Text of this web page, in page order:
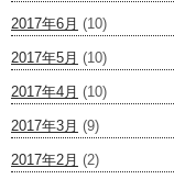
2017年6月 (10)
2017年5月 (10)
2017年4月 (10)
2017年3月 (9)
2017年2月 (2)